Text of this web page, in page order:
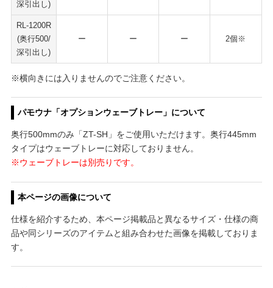
深引出し)
RL-1200R
(奥行500/
深引出し)
ー ー ー 2個※
※横向きには入りませんのでご注意ください。
パモウナ「オプションウェーブトレー」について
奥行500mmのみ「ZT-SH」をご使用いただけます。奥行445mm
タイプはウェーブトレーに対応しておりません。
※ウェーブトレーは別売りです。
本ページの画像について
仕様を紹介するため、本ページ掲載品と異なるサイズ・仕様の商
品や同シリーズのアイテムと組み合わせた画像を掲載しておりま
す。